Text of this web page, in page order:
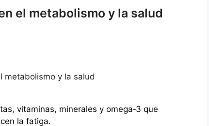
el metabolismo y la salud
metabolismo y la salud
vitaminas, minerales y omega‑3 que
la fatiga.